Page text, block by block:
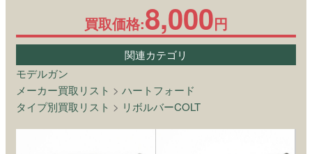
買取価格:8,000円
関連カテゴリ
モデルガン
メーカー買取リスト > ハートフォード
タイプ別買取リスト > リボルバーCOLT